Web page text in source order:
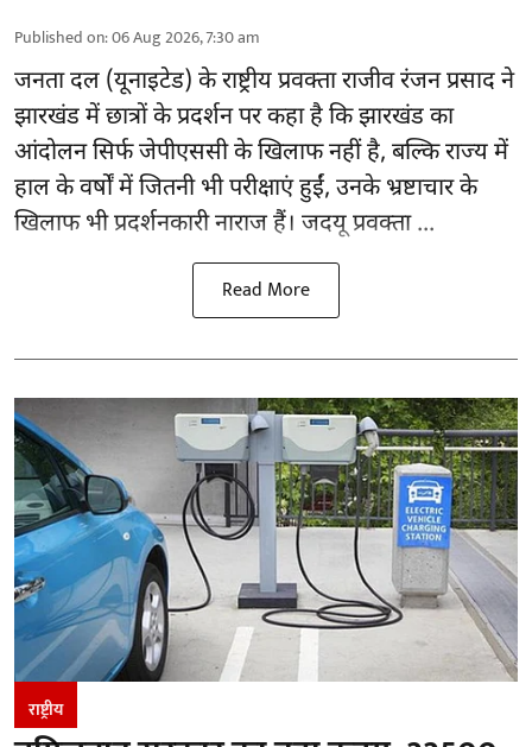
Published on:06 Aug 2026, 7:30 am
जनता दल (यूनाइटेड) के राष्ट्रीय प्रवक्ता राजीव रंजन प्रसाद ने
झारखंड में छात्रों के प्रदर्शन पर कहा है कि झारखंड का
आंदोलन सिर्फजेपीएससीके खिलाफ नहीं है, बल्कि राज्य में
हाल के वर्षों में जितनी भी परीक्षाएं हुईं, उनके भ्रष्टाचार के
खिलाफ भी प्रदर्शनकारी नाराज हैं। जदयू प्रवक्ता ...
Read More
राष्ट्रीय